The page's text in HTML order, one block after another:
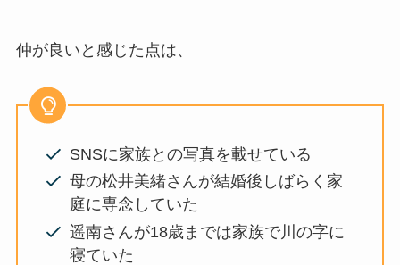
仲が良いと感じた点は、
SNSに家族との写真を載せている
母の松井美緒さんが結婚後しばらく家
庭に専念していた
遥南さんが18歳までは家族で川の字に
寝ていた